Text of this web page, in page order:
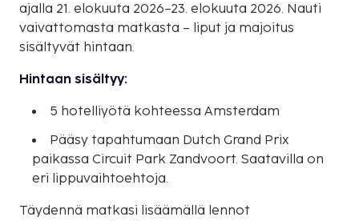
ajalla 21. elokuuta 2026–23. elokuuta 2026. Nauti
vaivattomasta matkasta – liput ja majoitus
sisältyvät hintaan.
Hintaan sisältyy:
5 hotelliyötä kohteessa Amsterdam
Pääsy tapahtumaan Dutch Grand Prix
paikassa Circuit Park Zandvoort. Saatavilla on
eri lippuvaihtoehtoja.
Täydennä matkasi lisäämällä lennot